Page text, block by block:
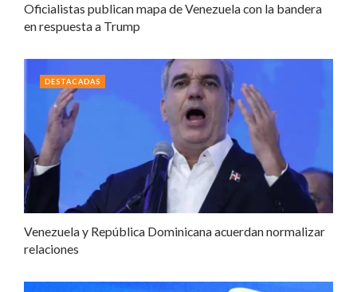
Oficialistas publican mapa de Venezuela con la bandera
en respuesta a Trump
Venezuela y República Dominicana acuerdan normalizar
relaciones
DESTACADAS